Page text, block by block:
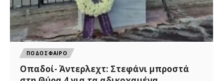
ΠΟΔΟΣΦΑΙΡΟ
Οπαδοί- Άντερλεχτ: Στεφάνι μπροστά